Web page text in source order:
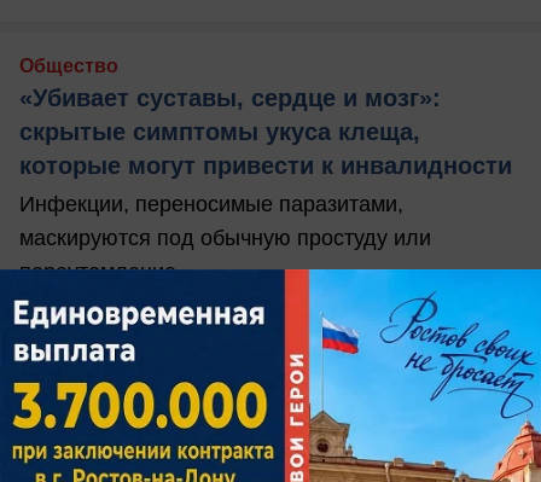
Общество
«Убивает суставы, сердце и мозг»:
скрытые симптомы укуса клеща,
которые могут привести к инвалидности
Инфекции, переносимые паразитами,
маскируются под обычную простуду или
переутомление